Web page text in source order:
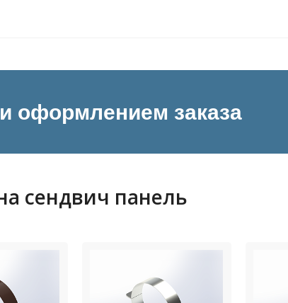
оформлением заказа
сендвич панель